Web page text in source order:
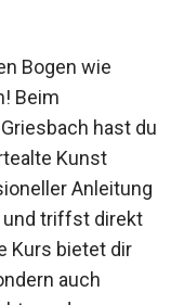
Bogen wie
Beim
hast
Kunst
Technik und
einstündige
Training,